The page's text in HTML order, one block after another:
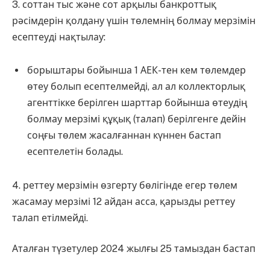
3. соттан тыс және сот арқылы банкроттық
рәсімдерін қолдану үшін төлемнің болмау мерзімін
есептеуді нақтылау:
борыштары бойынша 1 АЕК-тен кем төлемдер
өтеу болып есептелмейді, ал ал коллекторлық
агенттікке берілген шарттар бойынша өтеудің
болмау мерзімі құқық (талап) берілгенге дейін
соңғы төлем жасалғаннан күннен бастап
есептелетін болады.
4. реттеу мерзімін өзгерту бөлігінде егер төлем
жасамау мерзімі 12 айдан асса, қарызды реттеу
талап етілмейді.
Аталған түзетулер 2024 жылғы 25 тамыздан бастап